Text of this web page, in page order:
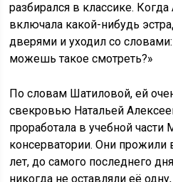
разбирался в классике.
включала какой-нибудь
дверями и уходил со
можешь такое смотреть?»
По словам Шатиловой, ей
свекровью Натальей
проработала в учебной части
консерватории. Они прожили
лет, до самого последнего
никогда не оставляли её